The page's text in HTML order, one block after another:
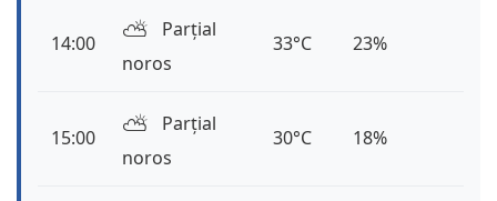
14:00 ⛅️
Parțial
noros
33°C 23%
15:00 ⛅️
Parțial
noros
30°C 18%